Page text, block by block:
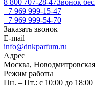
8 800 707-28-47Звонок
+7 969 999-15-47
+7 969 999-54-70
Заказать звонок
E-mail
info@dnkparfum.ru
Адрес
Москва,
Режим работы
Пн. – Пт.: с 10:00 до 18:00